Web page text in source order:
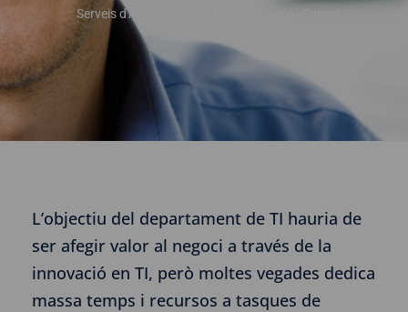
Serveis d’Administració, Monitorització i Suport
L’objectiu del departament de TI hauria de
ser afegir valor al negoci a través de la
innovació en TI, però moltes vegades dedica
massa temps i recursos a tasques de